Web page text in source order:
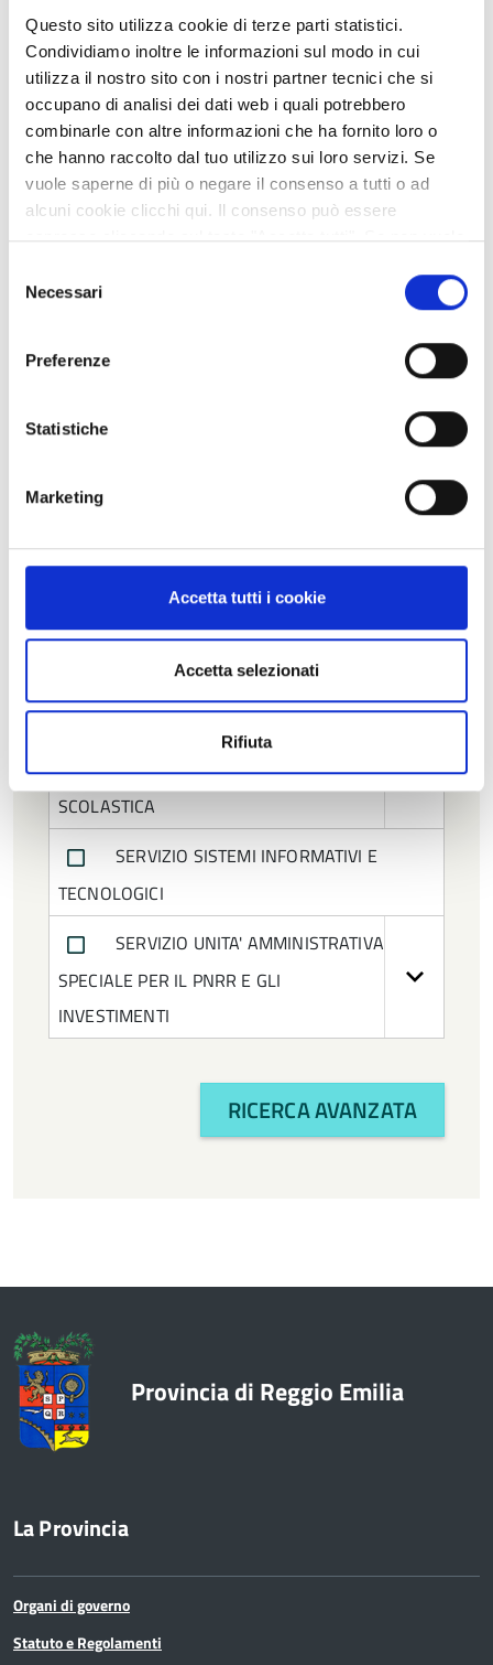
Questo sito utilizza cookie di terze parti statistici.
Condividiamo inoltre le informazioni sul modo in cui
utilizza il nostro sito con i nostri partner tecnici che si
occupano di analisi dei dati web i quali potrebbero
combinarle con altre informazioni che ha fornito loro o
che hanno raccolto dal tuo utilizzo sui loro servizi. Se
vuole saperne di più o negare il consenso a tutti o ad
alcuni cookie clicchi qui. Il consenso può essere
espresso cliccando sul tasto "Accetta tutti". Se non vuole
tasto "Rifiuta".
delNecessari
Preferenze
Statistiche
Marketing
Accetta tutti i cookie
Accetta selezionati
Rifiuta
News
Normativa
Persone
Procedimenti
SERVIZIO INFRASTRUTTURE,
MOBILITA' SOSTENIBILE E PATRIMONIO
SERVIZIO PIANIFICAZIONE
SERVIZIO SICUREZZA SISMICA,
EDILIZIA E PROGRAMMAZIONE
SCOLASTICA
SERVIZIO SISTEMI INFORMATIVI E
TECNOLOGICI
SERVIZIO UNITA' AMMINISTRATIVA
SPECIALE PER IL PNRR E GLI
INVESTIMENTI
RICERCA AVANZATA
Provincia di Reggio Emilia
La Provincia
Organi di governo
Statuto e Regolamenti